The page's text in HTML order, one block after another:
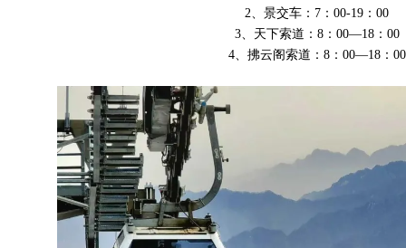
2、景交车：7：00-19：00
3、天下索道：8：00—18：00
4、拂云阁索道：8：00—18：00